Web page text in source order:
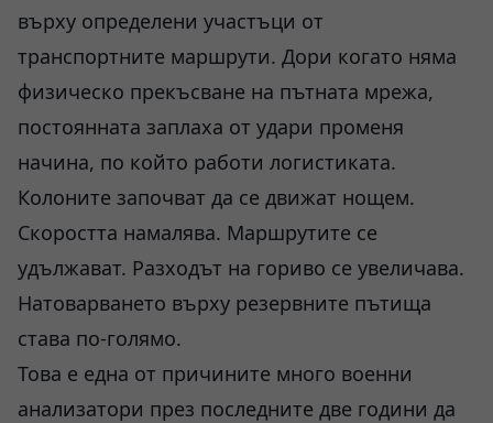
върху определени участъци от
транспортните маршрути. Дори когато няма
физическо прекъсване на пътната мрежа,
постоянната заплаха от удари променя
начина, по който работи логистиката.
Колоните започват да се движат нощем.
Скоростта намалява. Маршрутите се
удължават. Разходът на гориво се увеличава.
Натоварването върху резервните пътища
става по-голямо.
Това е една от причините много военни
анализатори през последните две години да